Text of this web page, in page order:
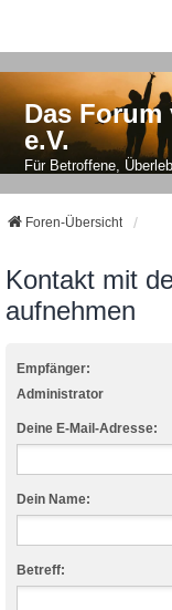
Das
e.V.
Für Betroffene,
Foren-Übersicht
Kontakt mit
aufnehmen
Empfänger:
Administrator
Deine E-Mail-Adresse:
Dein Name:
Betreff: